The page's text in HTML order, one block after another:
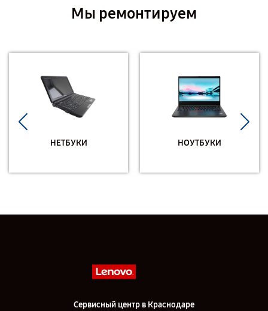
Мы ремонтируем
НЕТБУКИ НОУТБУКИ
Сервисный центр в Краснодаре